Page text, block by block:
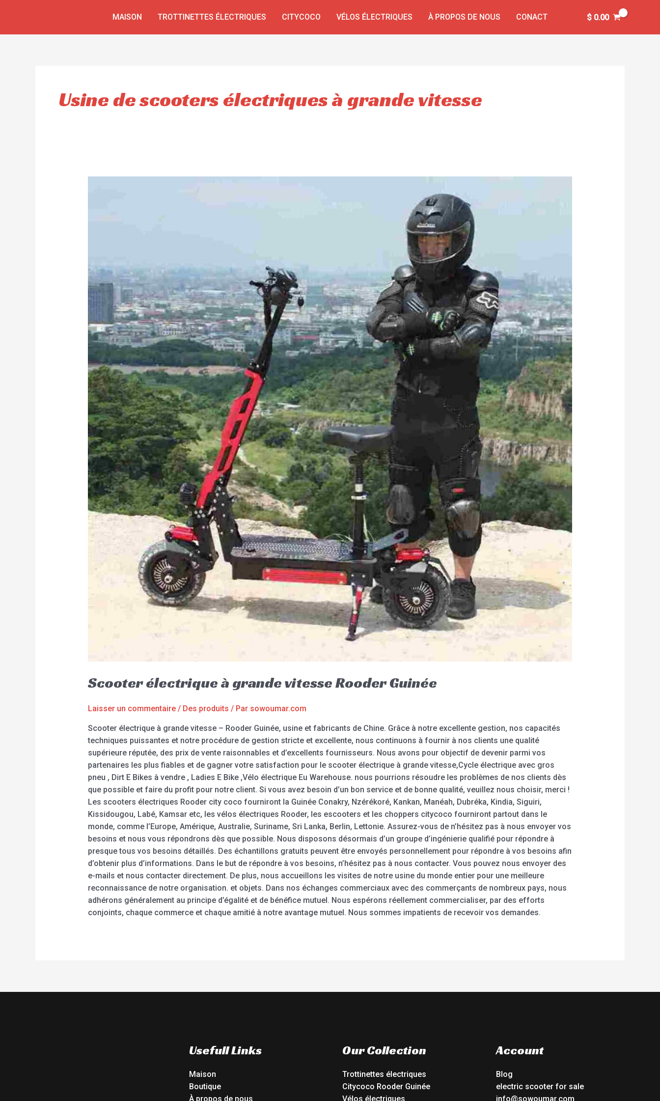
MAISON TROTTINETTES ÉLECTRIQUES CITYCOCO VÉLOS ÉLECTRIQUES À PROPOS DE NOUS CONACT $0.00
Usine de scooters électriques à grande vitesse
Scooter électrique à grande vitesse Rooder Guinée
Laisser un commentaire / Des produits / Par sowoumar.com
Scooter électrique à grande vitesse – Rooder Guinée, usine et fabricants de Chine. Grâce à notre excellente gestion, nos capacités
techniques puissantes et notre procédure de gestion stricte et excellente, nous continuons à fournir à nos clients une qualité
supérieure réputée, des prix de vente raisonnables et d’excellents fournisseurs. Nous avons pour objectif de devenir parmi vos
partenaires les plus fiables et de gagner votre satisfaction pour le scooter électrique à grande vitesse,Cycle électrique avec gros
pneu , Dirt E Bikes à vendre , Ladies E Bike ,Vélo électrique Eu Warehouse. nous pourrions résoudre les problèmes de nos clients dès
que possible et faire du profit pour notre client. Si vous avez besoin d’un bon service et de bonne qualité, veuillez nous choisir, merci !
Les scooters électriques Rooder city coco fourniront la Guinée Conakry, Nzérékoré, Kankan, Manéah, Dubréka, Kindia, Siguiri,
Kissidougou, Labé, Kamsar etc, les vélos électriques Rooder, les escooters et les choppers citycoco fourniront partout dans le
monde, comme l’Europe, Amérique, Australie, Suriname, Sri Lanka, Berlin, Lettonie. Assurez-vous de n’hésitez pas à nous envoyer vos
besoins et nous vous répondrons dès que possible. Nous disposons désormais d’un groupe d’ingénierie qualifié pour répondre à
presque tous vos besoins détaillés. Des échantillons gratuits peuvent être envoyés personnellement pour répondre à vos besoins afin
d’obtenir plus d’informations. Dans le but de répondre à vos besoins, n’hésitez pas à nous contacter. Vous pouvez nous envoyer des
e-mails et nous contacter directement. De plus, nous accueillons les visites de notre usine du monde entier pour une meilleure
reconnaissance de notre organisation. et objets. Dans nos échanges commerciaux avec des commerçants de nombreux pays, nous
adhérons généralement au principe d’égalité et de bénéfice mutuel. Nous espérons réellement commercialiser, par des efforts
conjoints, chaque commerce et chaque amitié à notre avantage mutuel. Nous sommes impatients de recevoir vos demandes.
Usefull Links
Maison
Boutique
À propos de nous
Our Collection
Trottinettes électriques
Citycoco Rooder Guinée
Vélos électriques
Account
Blog
electric scooter for sale
info@sowoumar.com